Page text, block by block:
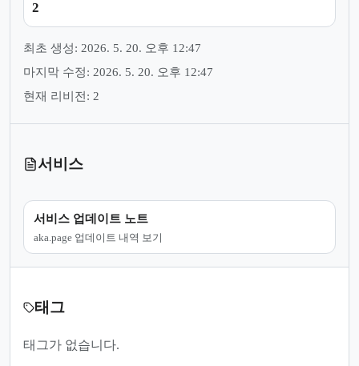
2
최초 생성: 2026. 5. 20. 오후 12:47
마지막 수정: 2026. 5. 20. 오후 12:47
현재 리비전: 2
서비스
서비스 업데이트 노트
aka.page 업데이트 내역 보기
태그
태그가 없습니다.